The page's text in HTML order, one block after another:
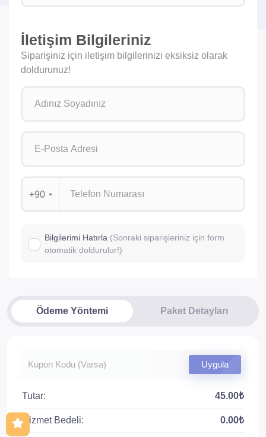
İletişim Bilgileriniz
Siparişiniz için iletişim bilgilerinizi eksiksiz olarak
doldurunuz!
+90
Bilgilerimi Hatırla (Sonraki siparişleriniz için form
otomatik doldurulur!)
Ödeme Yöntemi Paket Detayları
Uygula
Tutar: 45.00₺
Hizmet Bedeli: 0.00₺